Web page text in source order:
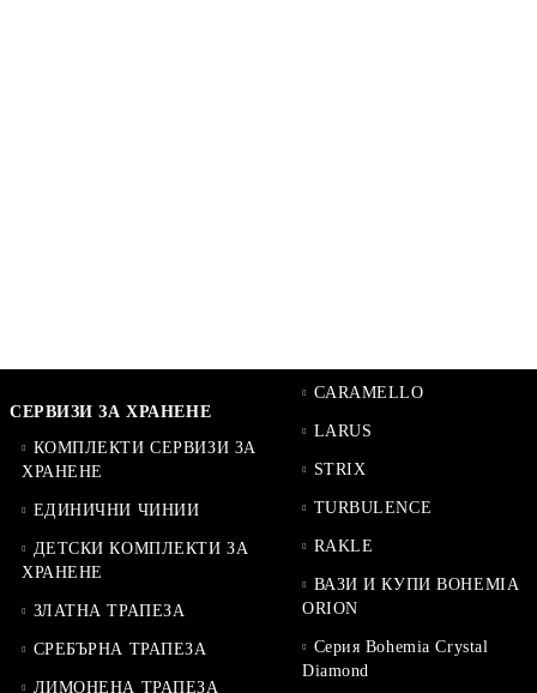
СЕРВИЗИ ЗА ХРАНЕНЕ
КОМПЛЕКТИ СЕРВИЗИ ЗА
ХРАНЕНЕ
ЕДИНИЧНИ ЧИНИИ
ДЕТСКИ КОМПЛЕКТИ ЗА
ХРАНЕНЕ
ЗЛАТНА ТРАПЕЗА
СРЕБЪРНА ТРАПЕЗА
ЛИМОНЕНА ТРАПЕЗА
CARAMELLO
LARUS
STRIX
TURBULENCE
RAKLE
ВАЗИ И КУПИ BOHEMIA
ORION
Серия Bohemia Crystal
Diamond